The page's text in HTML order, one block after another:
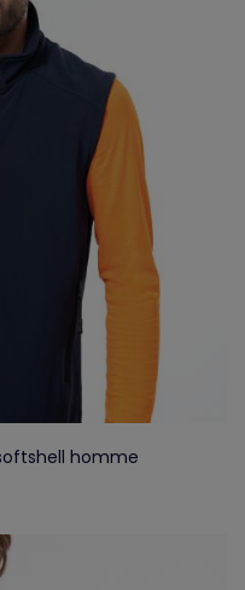
homme